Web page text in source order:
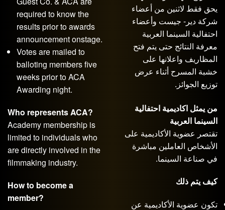
required to know the
results prior to awards
announcement onstage.
Votes are mailed to
balloting members five
weeks prior to ACA
Awarding night.
Who represents ACA?
Academy membership is
limited to individuals who
are directly involved in the
filmmaking industry.
How to become a
member?
يحق فقط لاثنين من أعضاء
شركة دير- جيست وأعضاء
احتفالية السينما العربية
معرفة النتائج حتى يتم فتح
المظاريف واعلانها على
خشبة المسرح أثناء عرض
توزيع الجوائز.
من يمثل اكاديمية احتفالية
السينما العربية
تقتصر عضوية الأكاديمية على
الأشخاص العاملين مباشرة
في صناعة السينما.
كيف يتم ذلك
تكون عضوية الأكاديمية عن